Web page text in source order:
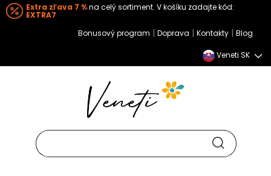
Extra zľava 7 %na celý sortiment. V košíku zadajte kód:
EXTRA7
Bonusový program | Doprava | Kontakty | Blog
Veneti SK